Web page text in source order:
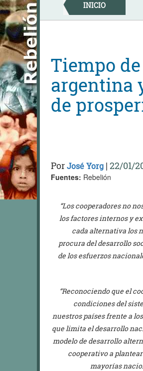
Skip
to
content
INICIO
Tiempo
argentina
de
PorJosé Yorg | 22/01/
Fuentes: Rebelión
“Los cooperadores no
los factores internos y
cada alternativa los
procura del desarrollo
de los esfuerzos
“Reconociendo que el
condiciones del
nuestros países frente a
que limita el desarrollo
modelo de desarrollo
cooperativo a
mayorías